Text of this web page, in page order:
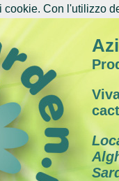
cookie. Con l'utilizzo